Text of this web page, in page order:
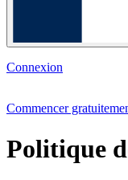
Connexion
Commencer
Politique